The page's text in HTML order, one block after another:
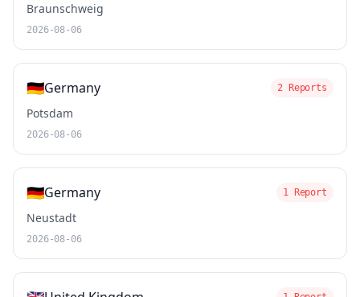
Braunschweig
2026-08-06
🇩🇪Germany 2 Reports
Potsdam
2026-08-06
🇩🇪Germany 1 Report
Neustadt
2026-08-06